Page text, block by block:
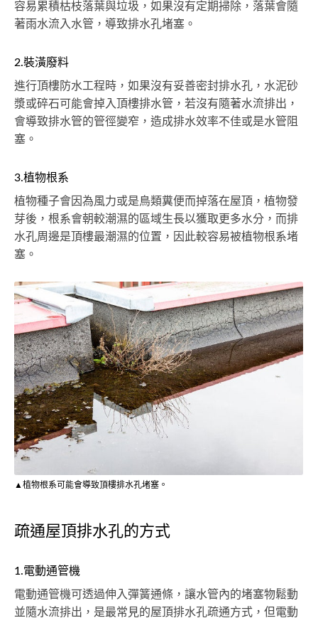
容易累積枯枝落葉與垃圾，如果沒有定期掃除，落葉會隨
著雨水流入水管，導致排水孔堵塞。
2.裝潢廢料
進行頂樓防水工程時，如果沒有妥善密封排水孔，水泥砂
漿或碎石可能會掉入頂樓排水管，若沒有隨著水流排出，
會導致排水管的管徑變窄，造成排水效率不佳或是水管阻
塞。
3.植物根系
植物種子會因為風力或是鳥類糞便而掉落在屋頂，植物發
芽後，根系會朝較潮濕的區域生長以獲取更多水分，而排
水孔周邊是頂樓最潮濕的位置，因此較容易被植物根系堵
塞。
▲植物根系可能會導致頂樓排水孔堵塞。
疏通屋頂排水孔的方式
1.電動通管機
電動通管機可透過伸入彈簧通條，讓水管內的堵塞物鬆動
並隨水流排出，是最常見的屋頂排水孔疏通方式，但電動